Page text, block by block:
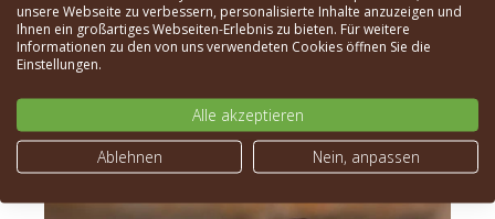
unsere Webseite zu verbessern, personalisierte Inhalte anzuzeigen und
Ihnen ein großartiges Webseiten-Erlebnis zu bieten. Für weitere
Informationen zu den von uns verwendeten Cookies öffnen Sie die
Einstellungen.
Alle akzeptieren
Ablehnen
Nein, anpassen
Erfahre mehr über die Herkunft und den Anbau
des Kakaos von MAKRi.
Mehr erfahren